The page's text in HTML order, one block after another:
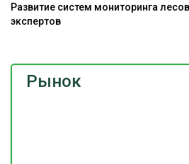
Рынок
Развитие систем мониторинга
экспертов